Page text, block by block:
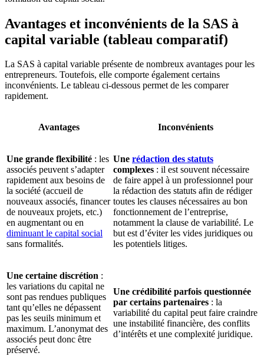
Avantages et inconvénients de la SAS à
capital variable (tableau comparatif)
La SAS à capital variable présente de nombreux avantages pour les
entrepreneurs. Toutefois, elle comporte également certains
inconvénients. Le tableau ci-dessous permet de les comparer
rapidement.
Avantages Inconvénients
Une grande flexibilité : les
associés peuvent s’adapter
rapidement aux besoins de
la société (accueil de
nouveaux associés, financer
de nouveaux projets, etc.)
en augmentant ou en
diminuant le capital social
sans formalités.
Une rédaction des statuts
complexes : il est souvent nécessaire
de faire appel à un professionnel pour
la rédaction des statuts afin de rédiger
toutes les clauses nécessaires au bon
fonctionnement de l’entreprise,
notamment la clause de variabilité. Le
but est d’éviter les vides juridiques ou
les potentiels litiges.
Une certaine discrétion :
les variations du capital ne
sont pas rendues publiques
tant qu’elles ne dépassent
pas les seuils minimum et
maximum. L’anonymat des
associés peut donc être
préservé.
Une crédibilité parfois questionnée
par certains partenaires : la
variabilité du capital peut faire craindre
une instabilité financière, des conflits
d’intérêts et une complexité juridique.